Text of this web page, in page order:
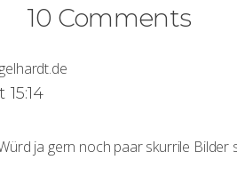
10 Comments
ja gern noch paar skurrile Bilder